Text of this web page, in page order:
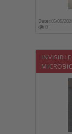
Date :05/05/
0